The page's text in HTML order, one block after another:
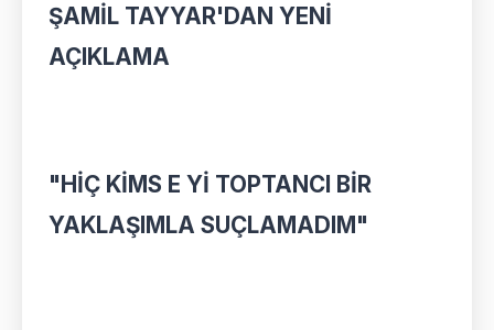
ŞAMİL TAYYAR'DAN YENİ
AÇIKLAMA
"HİÇ KİMS E Yİ TOPTANCI BİR
YAKLAŞIMLA SUÇLAMADIM"